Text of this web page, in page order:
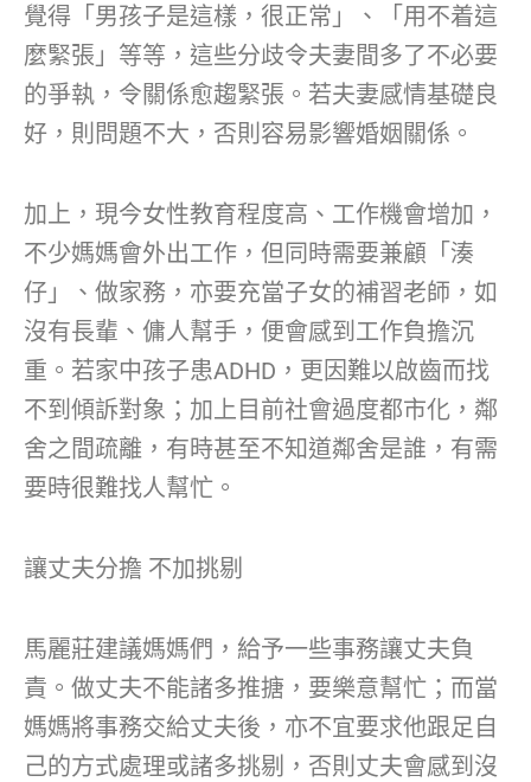
覺得「男孩子是這樣，很正常」、「用不着這
麼緊張」等等，這些分歧令夫妻間多了不必要
的爭執，令關係愈趨緊張。若夫妻感情基礎良
好，則問題不大，否則容易影響婚姻關係。
加上，現今女性教育程度高、工作機會增加，
不少媽媽會外出工作，但同時需要兼顧「湊
仔」、做家務，亦要充當子女的補習老師，如
沒有長輩、傭人幫手，便會感到工作負擔沉
重。若家中孩子患ADHD，更因難以啟齒而找
不到傾訴對象；加上目前社會過度都市化，鄰
舍之間疏離，有時甚至不知道鄰舍是誰，有需
要時很難找人幫忙。
讓丈夫分擔 不加挑剔
馬麗莊建議媽媽們，給予一些事務讓丈夫負
責。做丈夫不能諸多推搪，要樂意幫忙；而當
媽媽將事務交給丈夫後，亦不宜要求他跟足自
己的方式處理或諸多挑剔，否則丈夫會感到沒